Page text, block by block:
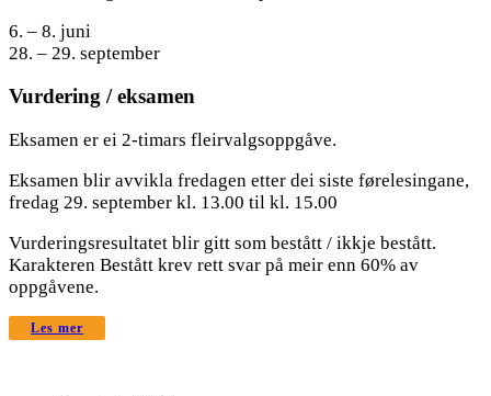
6. – 8. juni
28. – 29. september
Vurdering / eksamen
Eksamen er ei 2-timars fleirvalgsoppgåve.
Eksamen blir avvikla fredagen etter dei siste førelesingane,
fredag 29. september kl. 13.00 til kl. 15.00
Vurderingsresultatet blir gitt som bestått / ikkje bestått.
Karakteren Bestått krev rett svar på meir enn 60% av
oppgåvene.
Les mer